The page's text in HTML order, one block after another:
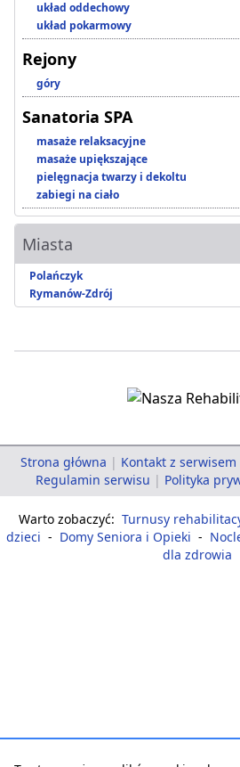
układ oddechowy
układ pokarmowy
Rejony
góry
Sanatoria SPA
masaże relaksacyjne
masaże upiększające
pielęgnacja twarzy i dekoltu
zabiegi na ciało
Miasta
Polańczyk
Rymanów-Zdrój
Strona główna | Kontakt z serwisem
Regulamin serwisu | Polityka
Warto zobaczyć: Turnusy
dzieci - Domy Seniora i Opieki -
dla zdrowia